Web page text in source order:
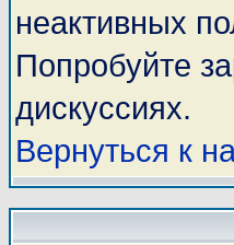
неактивных
Попробуйте
дискуссиях.
Вернуться к